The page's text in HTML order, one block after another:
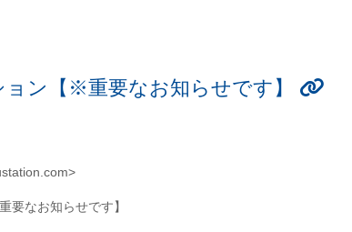
ン【※重要なお知らせです】
要なお知らせです】